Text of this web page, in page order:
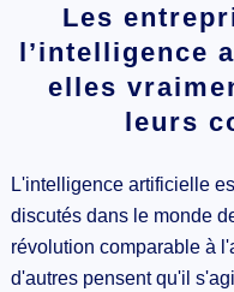
Les
l’intelligence
elles
leurs
L'intelligence artificielle
discutés dans le monde
révolution comparable à
d'autres pensent qu'il